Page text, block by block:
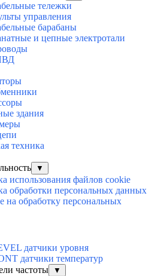
тележки
управления
барабаны
и цепные электротали
здания
техника
▼
использования файлов cookie
обработки персональных данных
на обработку персональных
датчики уровня
датчики температур
частоты
▼